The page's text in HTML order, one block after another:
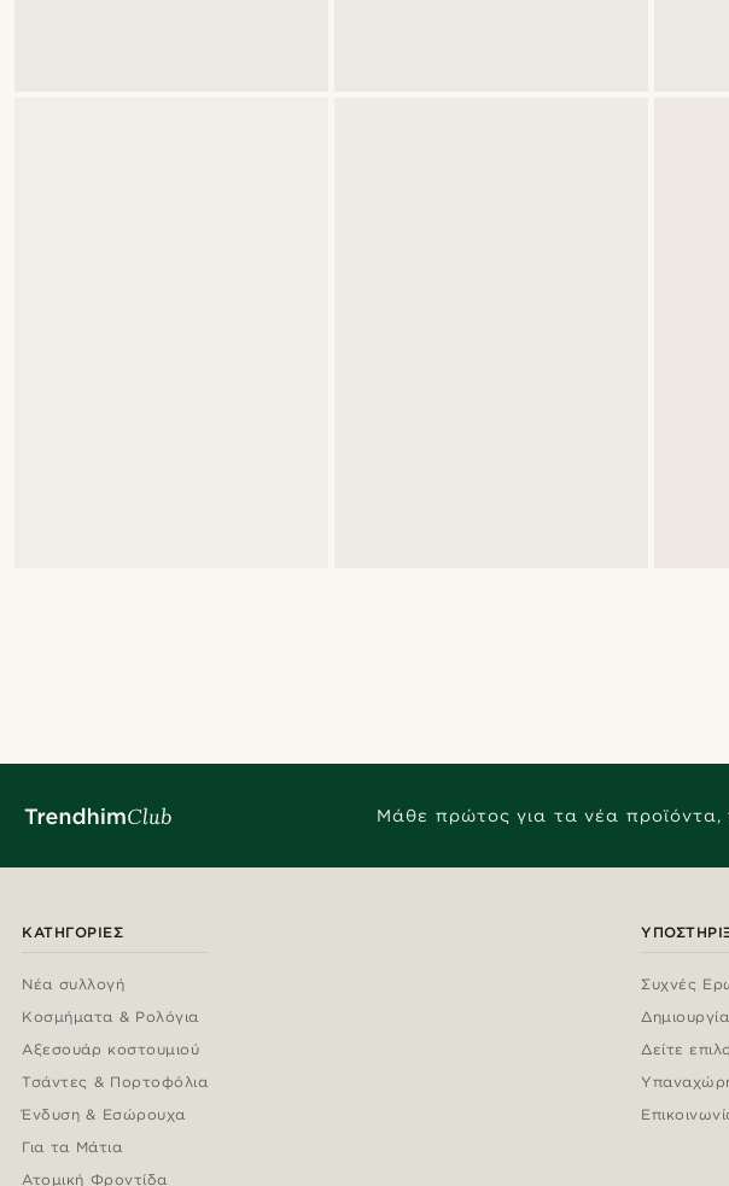
Μάθε πρώτος για τα νέα προϊόντα,
ΚΑΤΗΓΟΡΊΕΣ
Νέα συλλογή
Κοσμήματα & Ρολόγια
Αξεσουάρ κοστουμιού
Τσάντες & Πορτοφόλια
Ένδυση & Εσώρουχα
Για τα Μάτια
Ατομική Φροντίδα
Συχνές
Δείτε